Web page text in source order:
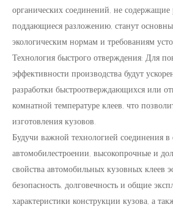
органических соединений, не содержащие
поддающиеся разложению, станут
экологическим нормам и требованиям
Технология быстрого отверждения: Для
эффективности производства будут
разработки быстроотверждающихся или
комнатной температуре клеев, что
изготовления кузовов.
Будучи важной технологией соединения
автомобилестроении, высокопрочные и
свойства автомобильных кузовных
безопасность, долговечность и общие
характеристики конструкции кузова, а